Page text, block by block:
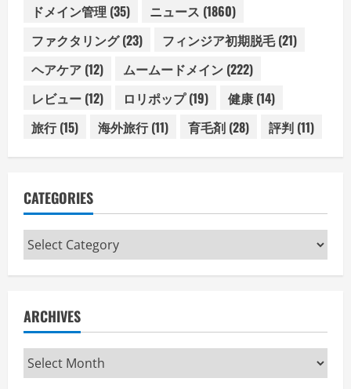
ドメイン管理 (35) ニュース (1860)
ファクタリング(23) フィンジア初期脱毛(21)
ヘアケア (12) ムームードメイン (222)
レビュー (12) ロリポップ(19) 健康 (14)
旅行(15) 海外旅行(11) 育毛剤 (28) 評判 (11)
CATEGORIES
Categories
ARCHIVES
Archives